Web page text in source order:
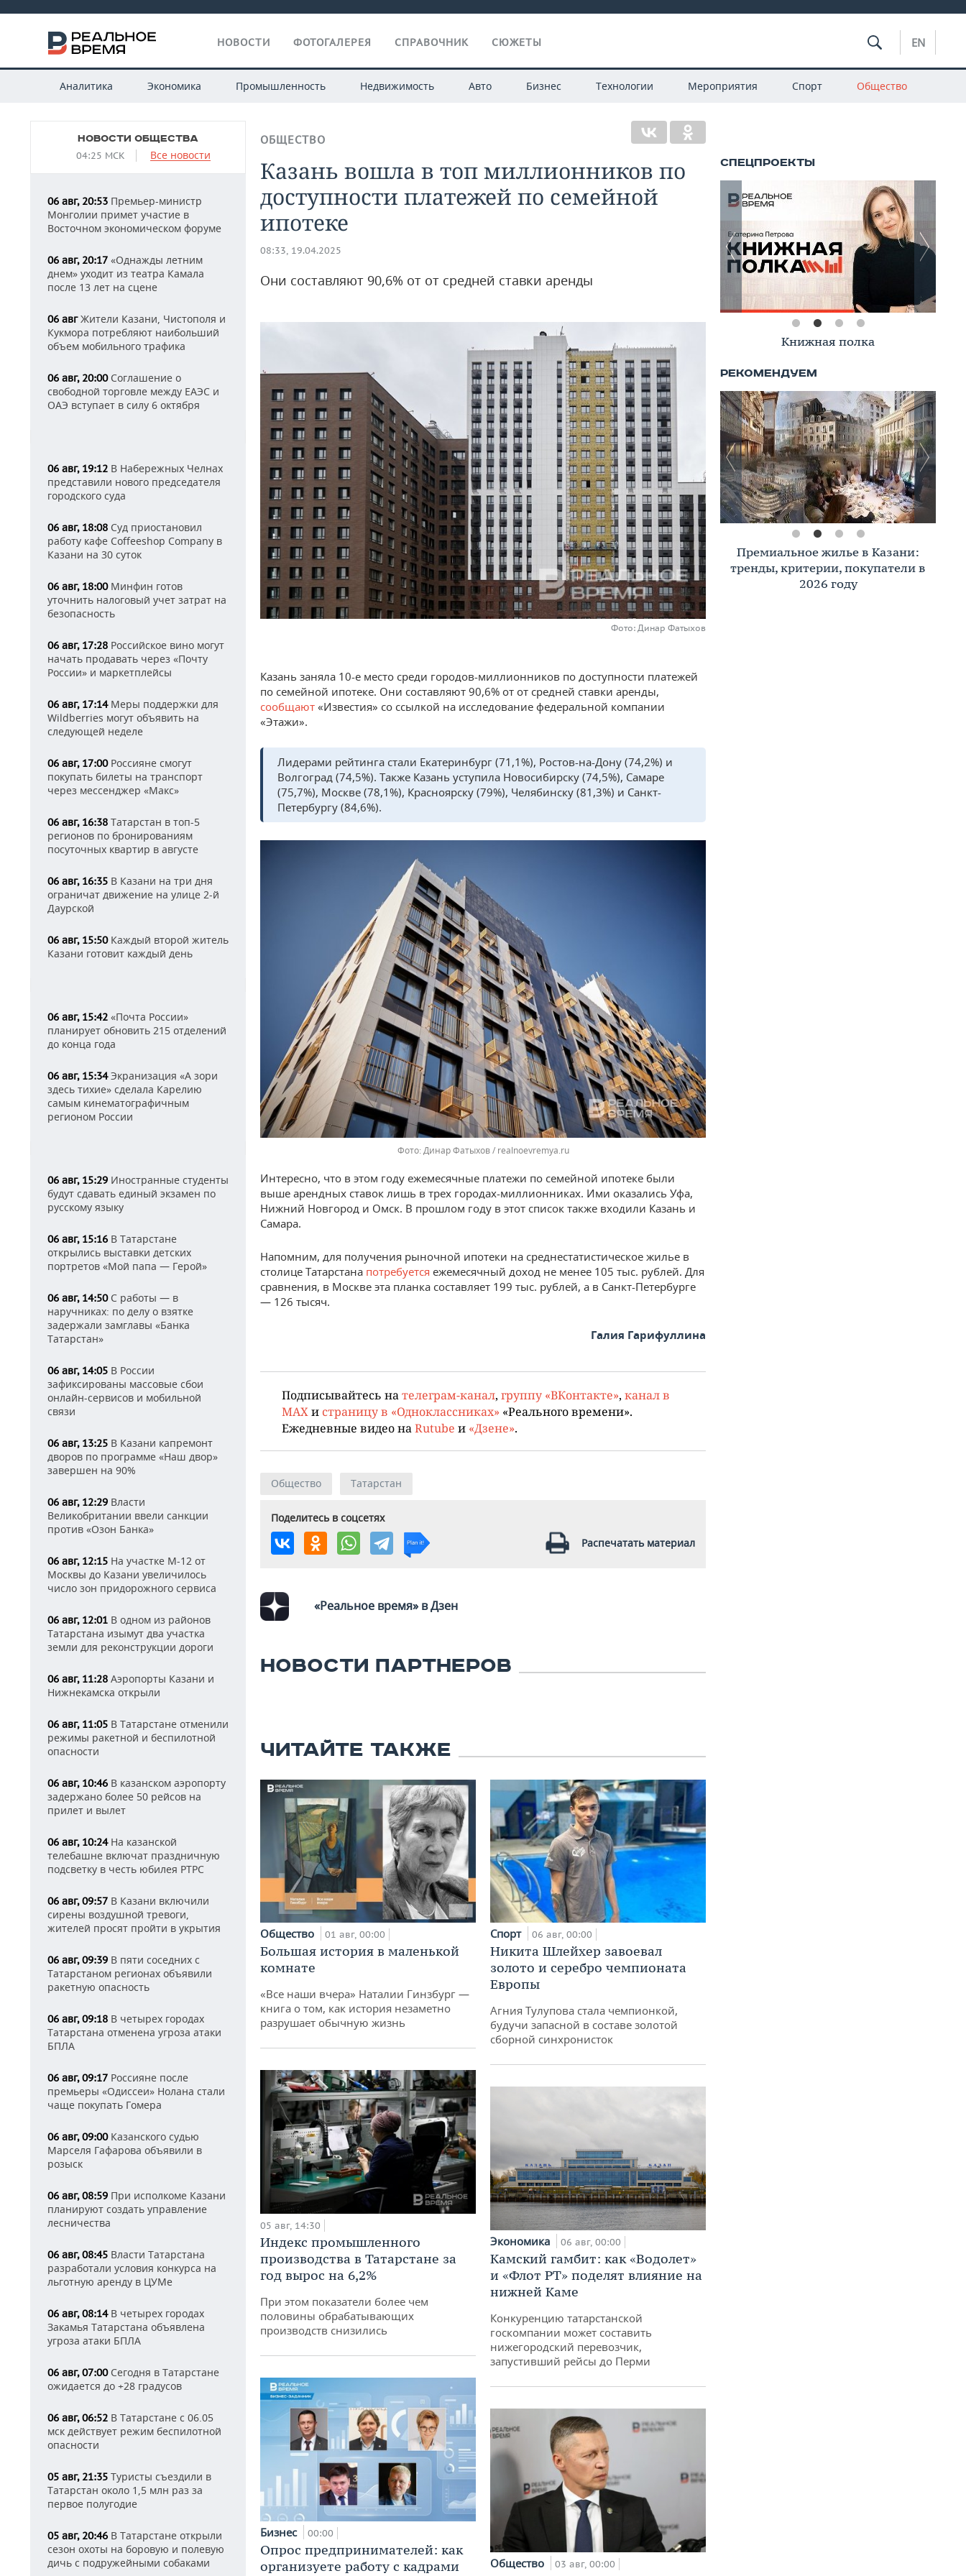
НОВОСТИ ФОТОГАЛЕРЕЯ СПРАВОЧНИК СЮЖЕТЫ EN
Аналитика Экономика Промышленность Недвижимость Авто Бизнес Технологии Мероприятия Спорт Общество
НОВОСТИ ОБЩЕСТВА
04:25 МСК Все новости
06 авг, 20:53 Премьер-министр
Монголии примет участие в
Восточном экономическом форуме
06 авг, 20:17 «Однажды летним
днем» уходит из театра Камала
после 13 лет на сцене
06 авгЖители Казани, Чистополя и
Кукмора потребляют наибольший
объем мобильного трафика
06 авг, 20:00Соглашение о
свободной торговле между ЕАЭС и
ОАЭ вступает в силу 6 октября
06 авг, 19:12 В Набережных Челнах
представили нового председателя
городского суда
06 авг, 18:08 Суд приостановил
работу кафе Coffeeshop Company в
Казани на 30 суток
06 авг, 18:00Минфин готов
уточнить налоговый учет затрат на
безопасность
06 авг, 17:28 Российское вино могут
начать продавать через «Почту
России» и маркетплейсы
06 авг, 17:14Меры поддержки для
Wildberries могут объявить на
следующей неделе
06 авг, 17:00Россияне смогут
покупать билеты на транспорт
через мессенджер «Макс»
06 авг, 16:38 Татарстан в топ-5
регионов по бронированиям
посуточных квартир в августе
06 авг, 16:35 В Казани на три дня
ограничат движение на улице 2-й
Даурской
06 авг, 15:50Каждый второй житель
Казани готовит каждый день
06 авг, 15:42 «Почта России»
планирует обновить 215 отделений
до конца года
06 авг, 15:34Экранизация «А зори
здесь тихие» сделала Карелию
самым кинематографичным
регионом России
06 авг, 15:29 Иностранные студенты
будут сдавать единый экзамен по
русскому языку
06 авг, 15:16 В Татарстане
открылись выставки детских
портретов «Мой папа — Герой»
06 авг, 14:50С работы — в
наручниках: по делу о взятке
задержали замглавы «Банка
Татарстан»
06 авг, 14:05 В России
зафиксированы массовые сбои
онлайн-сервисов и мобильной
связи
06 авг, 13:25 В Казани капремонт
дворов по программе «Наш двор»
завершен на 90%
06 авг, 12:29 Власти
Великобритании ввели санкции
против «Озон Банка»
06 авг, 12:15 На участке М-12 от
Москвы до Казани увеличилось
число зон придорожного сервиса
06 авг, 12:01 В одном из районов
Татарстана изымут два участка
земли для реконструкции дороги
06 авг, 11:28 Аэропорты Казани и
Нижнекамска открыли
06 авг, 11:05 В Татарстане отменили
режимы ракетной и беспилотной
опасности
06 авг, 10:46 В казанском аэропорту
задержано более 50 рейсов на
прилет и вылет
06 авг, 10:24На казанской
телебашне включат праздничную
подсветку в честь юбилея РТРС
06 авг, 09:57 В Казани включили
сирены воздушной тревоги,
жителей просят пройти в укрытия
06 авг, 09:39 В пяти соседних с
Татарстаном регионах объявили
ракетную опасность
06 авг, 09:18 В четырех городах
Татарстана отменена угроза атаки
БПЛА
06 авг, 09:17 Россияне после
премьеры «Одиссеи» Нолана стали
чаще покупать Гомера
06 авг, 09:00Казанского судью
Марселя Гафарова объявили в
розыск
06 авг, 08:59 При исполкоме Казани
планируют создать управление
лесничества
06 авг, 08:45 Власти Татарстана
разработали условия конкурса на
льготную аренду в ЦУМе
06 авг, 08:14В четырех городах
Закамья Татарстана объявлена
угроза атаки БПЛА
06 авг, 07:00Сегодня в Татарстане
ожидается до +28 градусов
06 авг, 06:52 В Татарстане с 06.05
мск действует режим беспилотной
опасности
05 авг, 21:35 Туристы съездили в
Татарстан около 1,5 млн раз за
первое полугодие
05 авг, 20:46 В Татарстане открыли
сезон охоты на боровую и полевую
дичь с подружейными собаками
ОБЩЕСТВО
Казань вошла в топ миллионников по
доступности платежей по семейной
ипотеке
08:33, 19.04.2025
Они составляют 90,6% от от средней ставки аренды
Фото: Динар Фатыхов
Казань заняла 10-е место среди городов-миллионников по доступности платежей
по семейной ипотеке. Они составляют 90,6% от от средней ставки аренды,
сообщают «Известия» со ссылкой на исследование федеральной компании
«Этажи».
Лидерами рейтинга стали Екатеринбург (71,1%), Ростов-на-Дону (74,2%) и
Волгоград (74,5%). Также Казань уступила Новосибирску (74,5%), Самаре
(75,7%), Москве (78,1%), Красноярску (79%), Челябинску (81,3%) и Санкт-
Петербургу (84,6%).
Динар Фатыхов / realnoevremya.ru
Интересно, что в этом году ежемесячные платежи по семейной ипотеке были
выше арендных ставок лишь в трех городах-миллионниках. Ими оказались Уфа,
Нижний Новгород и Омск. В прошлом году в этот список также входили Казань и
Самара.
Напомним, для получения рыночной ипотеки на среднестатистическое жилье в
столице Татарстана потребуется ежемесячный доход не менее 105 тыс. рублей. Для
сравнения, в Москве эта планка составляет 199 тыс. рублей, а в Санкт-Петербурге
— 126 тысяч.
Галия Гарифуллина
Подписывайтесь на телеграм-канал, группу «ВКонтакте», канал в
MAX и страницу в «Одноклассниках» «Реального времени».
Ежедневные видео на Rutube и «Дзене».
Общество Татарстан
Поделитесь в соцсетях
Распечатать материал
«Реальное время» в Дзен
НОВОСТИ ПАРТНЕРОВ
ЧИТАЙТЕ ТАКЖЕ
Общество 01 авг, 00:00
Большая история в маленькой
комнате
«Все наши вчера» Наталии Гинзбург —
книга о том, как история незаметно
разрушает обычную жизнь
05 авг, 14:30
Индекс промышленного
производства в Татарстане за
год вырос на 6,2%
При этом показатели более чем
половины обрабатывающих
производств снизились
Бизнес 00:00
Опрос предпринимателей: как
организуете работу с кадрами
Спорт 06 авг, 00:00
Никита Шлейхер завоевал
золото и серебро чемпионата
Европы
Агния Тулупова стала чемпионкой,
будучи запасной в составе золотой
сборной синхронисток
Экономика 06 авг, 00:00
Камский гамбит: как «Водолет»
и «Флот РТ» поделят влияние на
нижней Каме
Конкуренцию татарстанской
госкомпании может составить
нижегородский перевозчик,
запустивший рейсы до Перми
Общество 03 авг, 00:00
Книжная полка
Премиальное жилье в Казани:
тренды, критерии, покупатели в
2026 году